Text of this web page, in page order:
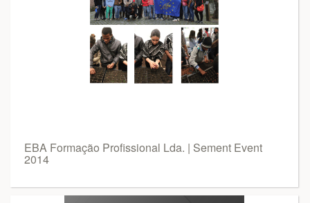
EBA Formação Profissional Lda. | Sement Event
2014